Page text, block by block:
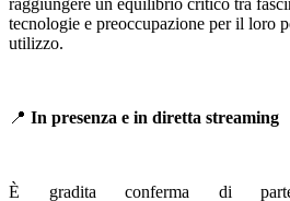
tecnologie e preoccupazione per il loro
utilizzo.
📍 In presenza e in diretta streaming
È gradita conferma di